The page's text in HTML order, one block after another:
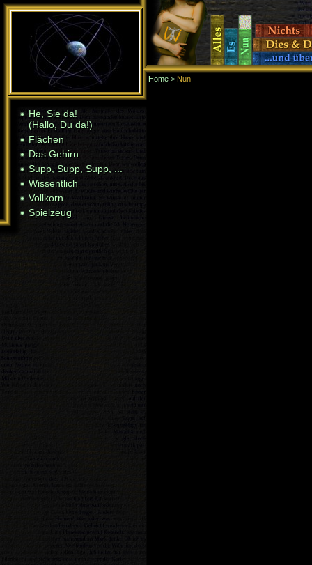
Home > Nun
Home > Nun
He, Sie da!
(Hallo, Du da!)
Flächen
Das Gehirn
Supp, Supp, Supp, ...
Wissentlich
Vollkorn
Spielzeug
He, Sie da!
(Hallo, Du da!)
Flächen
Das Gehirn
Supp, Supp, Supp, ...
Wissentlich
Vollkorn
Spielzeug